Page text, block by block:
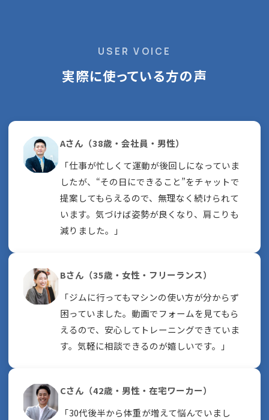
USER VOICE
実際に使っている方の声
Aさん（38歳・会社員・男性）
「仕事が忙しくて運動が後回しになっていま
したが、“その日にできること”をチャットで
提案してもらえるので、無理なく続けられて
います。気づけば姿勢が良くなり、肩こりも
減りました。」
Bさん（35歳・女性・フリーランス）
「ジムに行ってもマシンの使い方が分からず
困っていました。動画でフォームを見てもら
えるので、安心してトレーニングできていま
す。気軽に相談できるのが嬉しいです。」
Cさん（42歳・男性・在宅ワーカー）
「30代後半から体重が増えて悩んでいまし